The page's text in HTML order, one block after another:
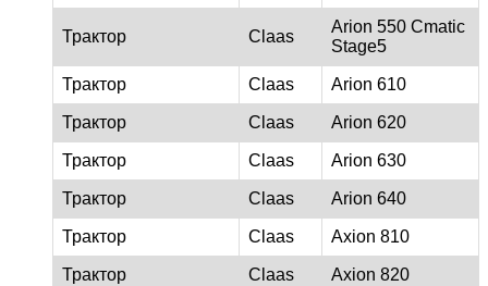
Трактор Claas
Arion 550 Cmatic
Stage5
Трактор Claas Arion 610
Трактор Claas Arion 620
Трактор Claas Arion 630
Трактор Claas Arion 640
Трактор Claas Axion 810
Трактор Claas Axion 820